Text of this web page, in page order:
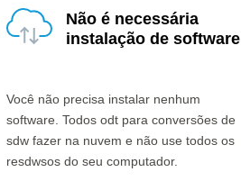
Não é necessária
instalação de software
Você não precisa instalar nenhum
software. Todos odt para conversões de
sdw fazer na nuvem e não use todos os
resdwsos do seu computador.